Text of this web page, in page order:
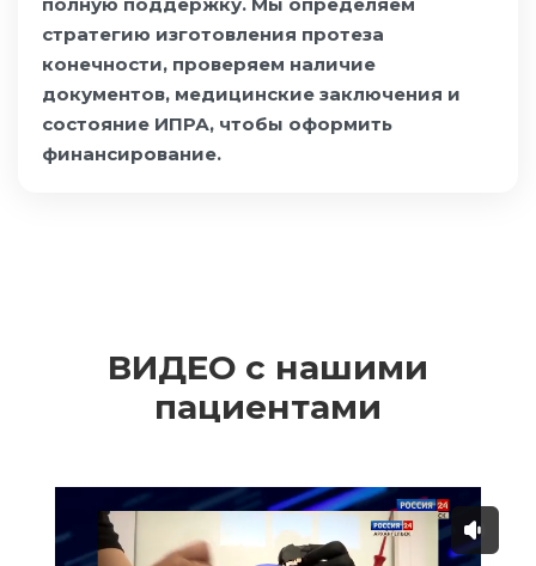
полную поддержку. Мы определяем
стратегию изготовления протеза
конечности, проверяем наличие
документов, медицинские заключения и
состояние ИПРА, чтобы оформить
финансирование.
ВИДЕО с нашими
пациентами